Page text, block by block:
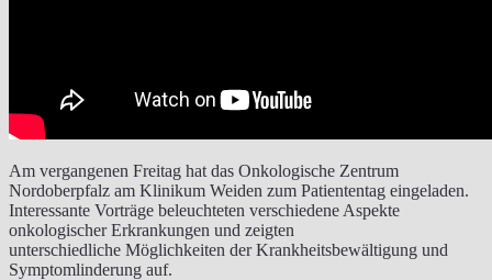
Am vergangenen Freitag hat das Onkologische Zentrum
Nordoberpfalz am Klinikum Weiden zum Patiententag eingeladen.
Interessante Vorträge beleuchteten verschiedene Aspekte
onkologischer Erkrankungen und zeigten
unterschiedliche Möglichkeiten der Krankheitsbewältigung und
Symptomlinderung auf.